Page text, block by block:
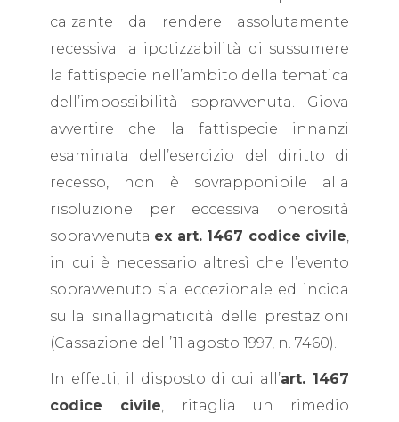
calzante da rendere assolutamente
recessiva la ipotizzabilità di sussumere
la fattispecie nell’ambito della tematica
dell’impossibilità sopravvenuta. Giova
avvertire che la fattispecie innanzi
esaminata dell’esercizio del diritto di
recesso, non è sovrapponibile alla
risoluzione per eccessiva onerosità
sopravvenuta ex art. 1467 codice civile
in cui è necessario altresì che l’evento
sopravvenuto sia eccezionale ed incida
sulla sinallagmaticità delle prestazioni
(Cassazione dell’11 agosto 1997, n. 7460).
In effetti, il disposto di cui all’art. 1467
codice civile , ritaglia un rimedio